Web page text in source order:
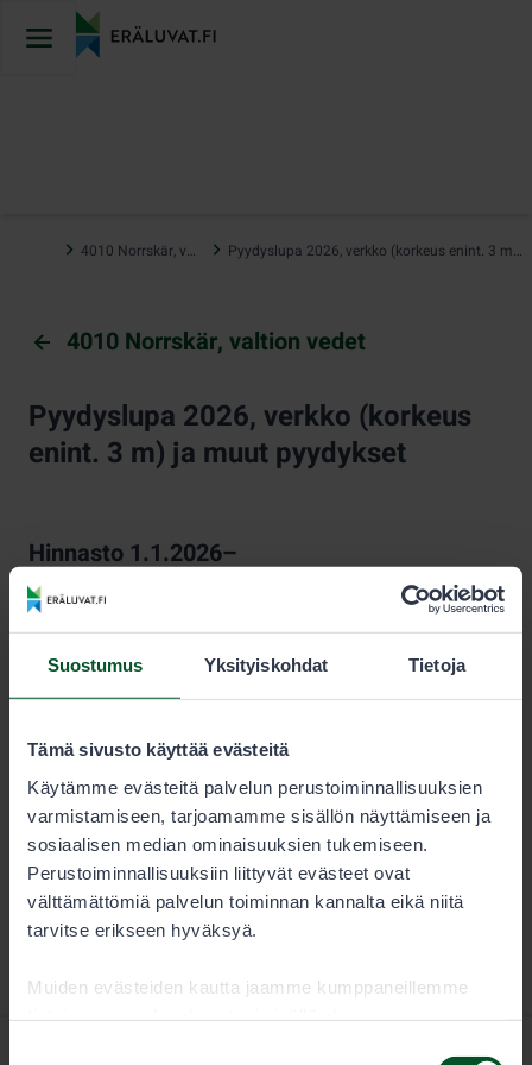
Suostumus Yksityiskohdat Tietoja
Tämä sivusto käyttää evästeitä
Käytämme evästeitä palvelun perustoiminnallisuuksien
varmistamiseen, tarjoamamme sisällön näyttämiseen ja
sosiaalisen median ominaisuuksien tukemiseen.
Perustoiminnallisuuksiin liittyvät evästeet ovat
välttämättömiä palvelun toiminnan kannalta eikä niitä
tarvitse erikseen hyväksyä.
Muiden evästeiden kautta jaamme kumppaneillemme
sisältöön
… 4010 Norrskär, valtion vedet Pyydyslupa 2026, verkko (korkeus enint. 3 m) ja muut pyydykset
4010 Norrskär, valtion vedet
Pyydyslupa 2026, verkko (korkeus
enint. 3 m) ja muut pyydykset
Hinnasto 1.1.2026–
KESTO
Kausi 12,00 €
Pyydyslupa on pyynti- tai venekuntakohtainen, ja se on